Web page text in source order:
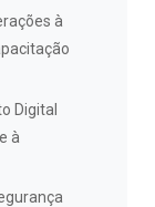
à
Digital
à